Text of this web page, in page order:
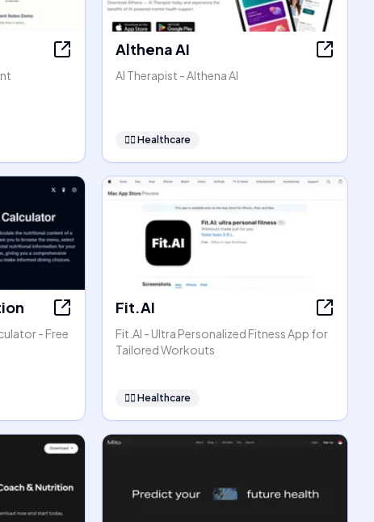
Althena AI
AI Therapist - Althena AI
👩‍⚕️ Healthcare
- Free
Fit.AI
Fit.AI - Ultra Personalized Fitness App for
Tailored Workouts
👩‍⚕️ Healthcare